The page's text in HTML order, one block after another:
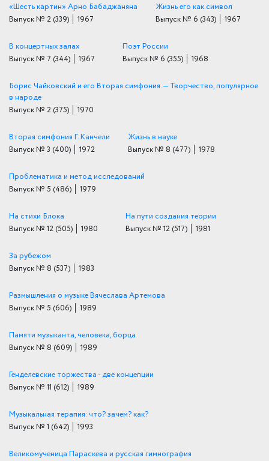
«Шесть картин» Арно Бабаджаняна
Выпуск № 2 (339) │ 1967
Жизнь его как символ
Выпуск № 6 (343) │ 1967
В концертных залах
Выпуск № 7 (344) │ 1967
Поэт России
Выпуск № 6 (355) │ 1968
Борис Чайковский и его Вторая симфония. — Творчество, популярное
в народе
Выпуск № 2 (375) │ 1970
Вторая симфония Г. Канчели
Выпуск № 3 (400) │ 1972
Жизнь в науке
Выпуск № 8 (477) │ 1978
Проблематика и метод исследований
Выпуск № 5 (486) │ 1979
На стихи Блока
Выпуск № 12 (505) │ 1980
На пути создания теории
Выпуск № 12 (517) │ 1981
За рубежом
Выпуск № 8 (537) │ 1983
Размышления о музыке Вячеслава Артемова
Выпуск № 5 (606) │ 1989
Памяти музыканта, человека, борца
Выпуск № 8 (609) │ 1989
Генделевские торжества - две концепции
Выпуск № 11 (612) │ 1989
Музыкальная терапия: что? зачем? как?
Выпуск № 1 (642) │ 1993
Великомученица Параскева и русская гимнография